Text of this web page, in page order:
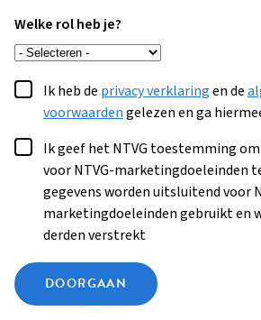
Welke rol heb je?
Ik heb de privacy verklaringen de
voorwaardengelezen en ga
Ik geef het NTVG toestemming
voor NTVG-marketingdoeleinden
gegevens worden uitsluitend voor
marketingdoeleinden gebruikt en
derden verstrekt
DOORGAAN